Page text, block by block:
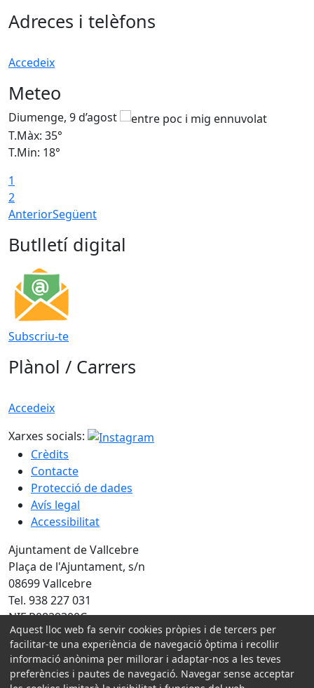
Adreces i telèfons
Accedeix
Meteo
Diumenge, 9 d’agost
T.Màx: 35°
T.Min: 18°
1
2
AnteriorSegüent
Butlletí digital
Subscriu-te
Plànol / Carrers
Accedeix
Xarxes socials:
Crèdits
Contacte
Protecció de dades
Avís legal
Accessibilitat
Ajuntament de Vallcebre
Plaça de l'Ajuntament, s/n
08699 Vallcebre
Tel. 938 227 031
NIF P0829300C
Amb la col·laboració de:
Aquest lloc web fa servir cookies pròpies i de tercers per
facilitar-te una experiència de navegació òptima i recollir
informació anònima per millorar i adaptar-nos a les teves
preferències i pautes de navegació. Navegar sense acceptar